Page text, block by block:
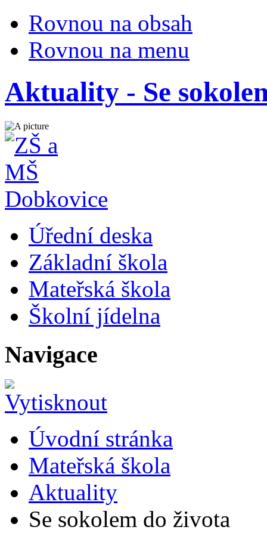
Rovnou na obsah
Rovnou na menu
Aktuality - Se
Úřední deska
Základní škola
Mateřská škola
Školní jídelna
Navigace
Úvodní stránka
Mateřská škola
Aktuality
Se sokolem do života